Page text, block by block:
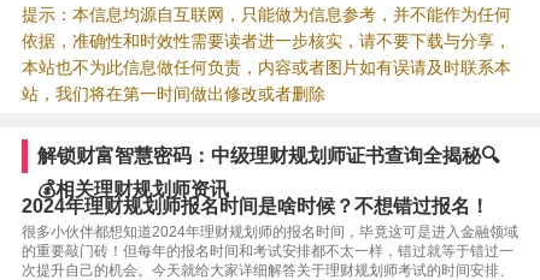
提示：本信息均源自互联网，只能做为信息参考，并不能作为任何
依据，准确性和时效性需要读者进一步核实，请不要下载与分享，
本站也不为此信息做任何负责，内容或者图片如有误请及时联系本
站，我们将在第一时间做出修改或者删除
解锁财富智慧密码：中级理财规划师证书查询全揭秘🔍
💰相关理财规划师资讯
2024年理财规划师报名时间是啥时候？不想错过报名！
很多小伙伴都想知道2024年理财规划师的报名时间，毕竟这可是进入金融领域
的重要敲门砖！但每年的报名时间和考试安排都不太一样，错过就等于错过一
次提升自己的机会。今天就给大家详细解答关于理财规划师考试的时间安排、